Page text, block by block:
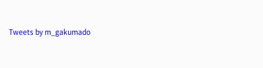
Tweets by m_gakumado